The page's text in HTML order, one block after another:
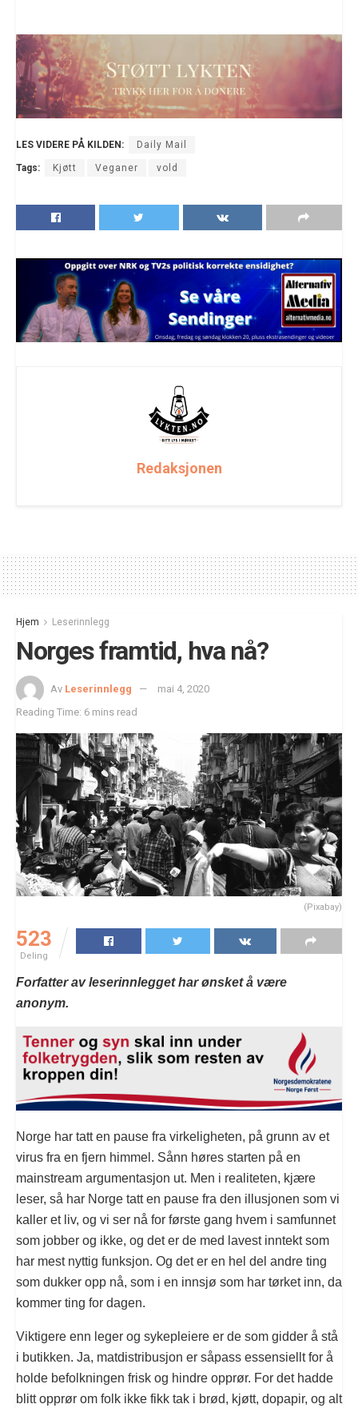
LES VIDERE PÅ KILDEN: Daily Mail
Tags: Kjøtt Veganer vold
Redaksjonen
Hjem Leserinnlegg
Norges framtid, hva nå?
Av Leserinnlegg
mai 4, 2020
Reading Time: 6 mins read
(Pixabay)
523
Deling
Forfatter av leserinnlegget har ønsket å være
anonym.
Norge har tatt en pause fra virkeligheten, på grunn av et
virus fra en fjern himmel. Sånn høres starten på en
mainstream argumentasjon ut. Men i realiteten, kjære
leser, så har Norge tatt en pause fra den illusjonen som vi
kaller et liv, og vi ser nå for første gang hvem i samfunnet
som jobber og ikke, og det er de med lavest inntekt som
har mest nyttig funksjon. Og det er en hel del andre ting
som dukker opp nå, som i en innsjø som har tørket inn, da
kommer ting for dagen.
Viktigere enn leger og sykepleiere er de som gidder å stå
i butikken. Ja, matdistribusjon er såpass essensiellt for å
holde befolkningen frisk og hindre opprør. For det hadde
blitt opprør om folk ikke fikk tak i brød, kjøtt, dopapir, og alt